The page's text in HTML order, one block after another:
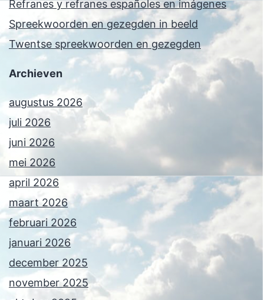
Refranes y refranes españoles en imágenes
Spreekwoorden en gezegden in beeld
Twentse spreekwoorden en gezegden
Archieven
augustus 2026
juli 2026
juni 2026
mei 2026
april 2026
maart 2026
februari 2026
januari 2026
december 2025
november 2025